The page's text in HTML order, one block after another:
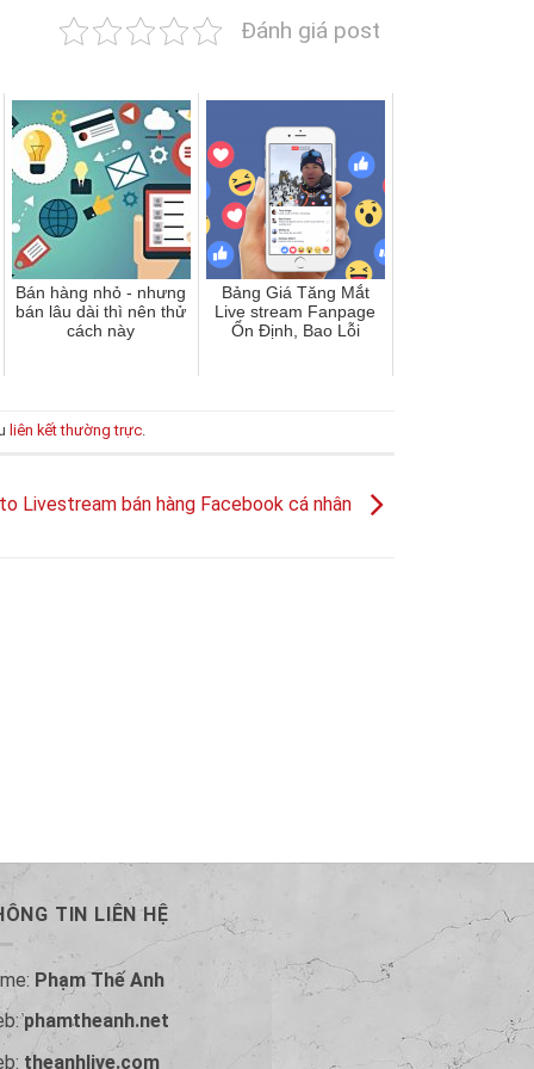
Đánh giá post
Bán hàng nhỏ - nhưng
bán lâu dài thì nên thử
cách này
Bảng Giá Tăng Mắt
Live stream Fanpage
Ổn Định, Bao Lỗi
liên kết thường trực.
Livestream bán hàng Facebook cá nhân
TIN LIÊN HỆ
Phạm Thế Anh
phamtheanh.net
theanhlive.com